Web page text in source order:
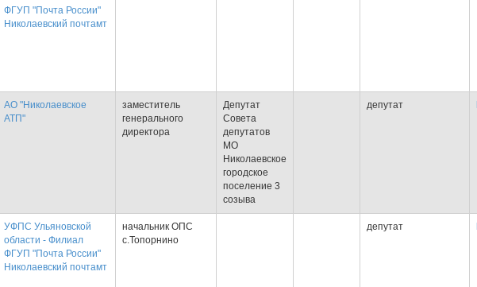
ФГУП "Почта России"
Николаевский почтамт
АО "Николаевское
АТП"
заместитель
генерального
директора
Депутат
Совета
депутатов
МО
Николаевское
городское
поселение 3
созыва
депутат
УФПС Ульяновской
области - Филиал
ФГУП "Почта России"
Николаевский почтамт
начальник ОПС
с.Топорнино
депутат